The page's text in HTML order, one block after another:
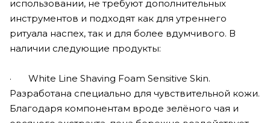
использовании, не требуют дополнительных
инструментов и подходят как для утреннего
ритуала наспех, так и для более вдумчивого. В
наличии следующие продукты:
· White Line Shaving Foam Sensitive Skin.
Разработана специально для чувствительной кожи.
Благодаря компонентам вроде зелёного чая и